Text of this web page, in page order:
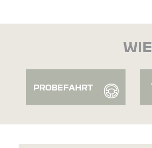
PROBEFAHRT